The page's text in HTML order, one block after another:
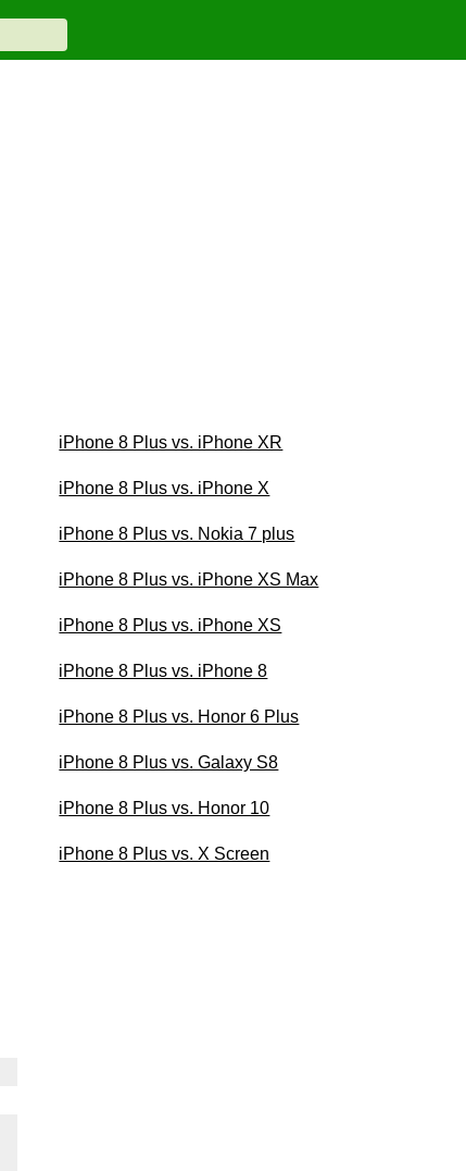
iPhone 8 Plus vs. iPhone XR
iPhone 8 Plus vs. iPhone X
iPhone 8 Plus vs. Nokia 7 plus
iPhone 8 Plus vs. iPhone XS Max
iPhone 8 Plus vs. iPhone XS
iPhone 8 Plus vs. iPhone 8
iPhone 8 Plus vs. Honor 6 Plus
iPhone 8 Plus vs. Galaxy S8
iPhone 8 Plus vs. Honor 10
iPhone 8 Plus vs. X Screen